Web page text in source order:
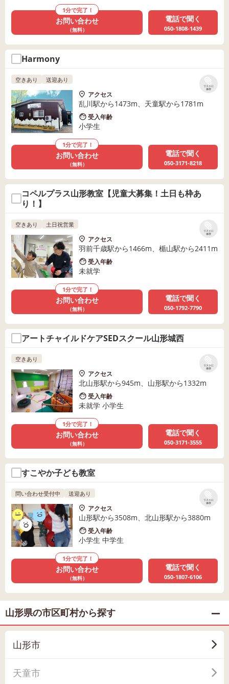
1分で完了！
お問い合わせ
（無料）
電話で聞く
050-1808-1439
Harmony
リストに
保存
空きあり 送迎あり
アクセス
乱川駅から1473m、天童駅から1781m
受入年齢
小学生
1分で完了！
お問い合わせ
（無料）
電話で聞く
050-3171-8218
コペルプラス山形教室【児童大募集！土日も枠あ
り！】
リストに
保存
空きあり 土日祝営業
アクセス
羽前千歳駅から1466m、楯山駅から2411m
受入年齢
未就学
1分で完了！
お問い合わせ
（無料）
電話で聞く
050-1792-7790
アートチャイルドケアSEDスクール山形城西
リストに
保存
空きあり
アクセス
北山形駅から945m、山形駅から1332m
受入年齢
未就学 小学生
1分で完了！
お問い合わせ
（無料）
電話で聞く
050-3171-3555
すこやか子ども教室
リストに
保存
問い合わせ受付中 送迎あり
アクセス
山形駅から3508m、北山形駅から3880m
受入年齢
小学生 中学生
1分で完了！
お問い合わせ
（無料）
電話で聞く
050-1807-6106
山形県の市区町村から探す
山形市
天童市